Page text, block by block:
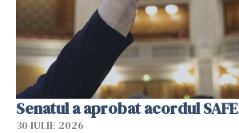
Senatul a aprobat acordul SAFE
30 IULIE 2026